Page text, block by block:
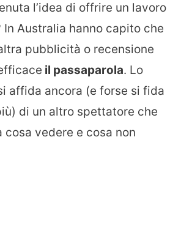
l’idea di offrire un lavoro
In Australia hanno capito che
pubblicità o recensione
il passaparola. Lo
affida ancora (e forse si fida
di un altro spettatore che
cosa vedere e cosa non